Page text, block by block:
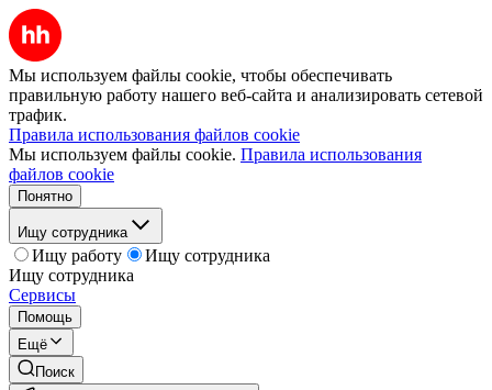
Мы используем файлы cookie, чтобы обеспечивать
правильную работу нашего веб-сайта и анализировать сетевой
трафик.
Правила использования файлов cookie
Мы используем файлы cookie. Правила использования
файлов cookie
Понятно
Ищу сотрудника
Ищу работу
Ищу сотрудника
Ищу сотрудника
Сервисы
Помощь
Ещё
Поиск